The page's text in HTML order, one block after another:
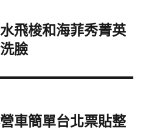
飛梭和海菲秀菁英
臉
車簡單台北票貼整